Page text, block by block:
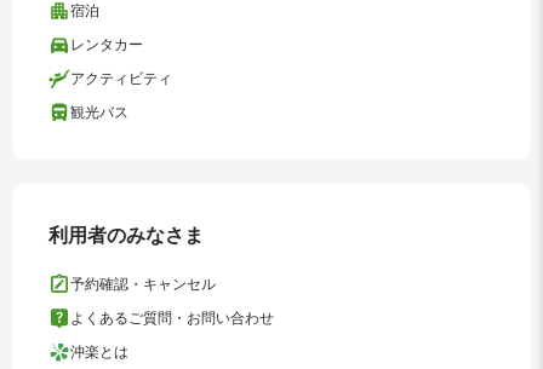
宿泊
レンタカー
アクティビティ
観光バス
利用者のみなさま
予約確認・キャンセル
よくあるご質問・お問い合わせ
沖楽とは